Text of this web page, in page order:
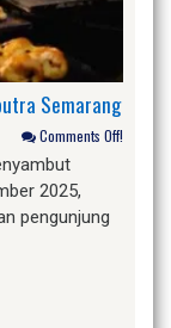
Semarang
Comments Off!
2025,
pengunjung